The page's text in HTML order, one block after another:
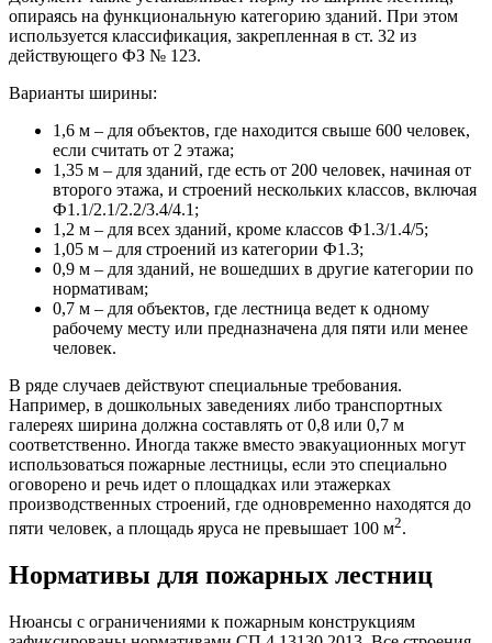
опираясь на функциональную категорию зданий. При этом
используется классификация, закрепленная в ст. 32 из
действующего ФЗ № 123.
Варианты ширины:
1,6 м – для объектов, где находится свыше 600 человек,
если считать от 2 этажа;
1,35 м – для зданий, где есть от 200 человек, начиная от
второго этажа, и строений нескольких классов, включая
Ф1.1/2.1/2.2/3.4/4.1;
1,2 м – для всех зданий, кроме классов Ф1.3/1.4/5;
1,05 м – для строений из категории Ф1.3;
0,9 м – для зданий, не вошедших в другие категории по
нормативам;
0,7 м – для объектов, где лестница ведет к одному
рабочему месту или предназначена для пяти или менее
человек.
В ряде случаев действуют специальные требования.
Например, в дошкольных заведениях либо транспортных
галереях ширина должна составлять от 0,8 или 0,7 м
соответственно. Иногда также вместо эвакуационных могут
использоваться пожарные лестницы, если это специально
оговорено и речь идет о площадках или этажерках
производственных строений, где одновременно находятся до
пяти человек, а площадь яруса не превышает 100 м2.
Нормативы для пожарных лестниц
Нюансы с ограничениями к пожарным конструкциям